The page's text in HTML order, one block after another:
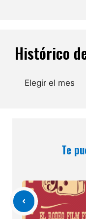
Histórico
Archivos
Te